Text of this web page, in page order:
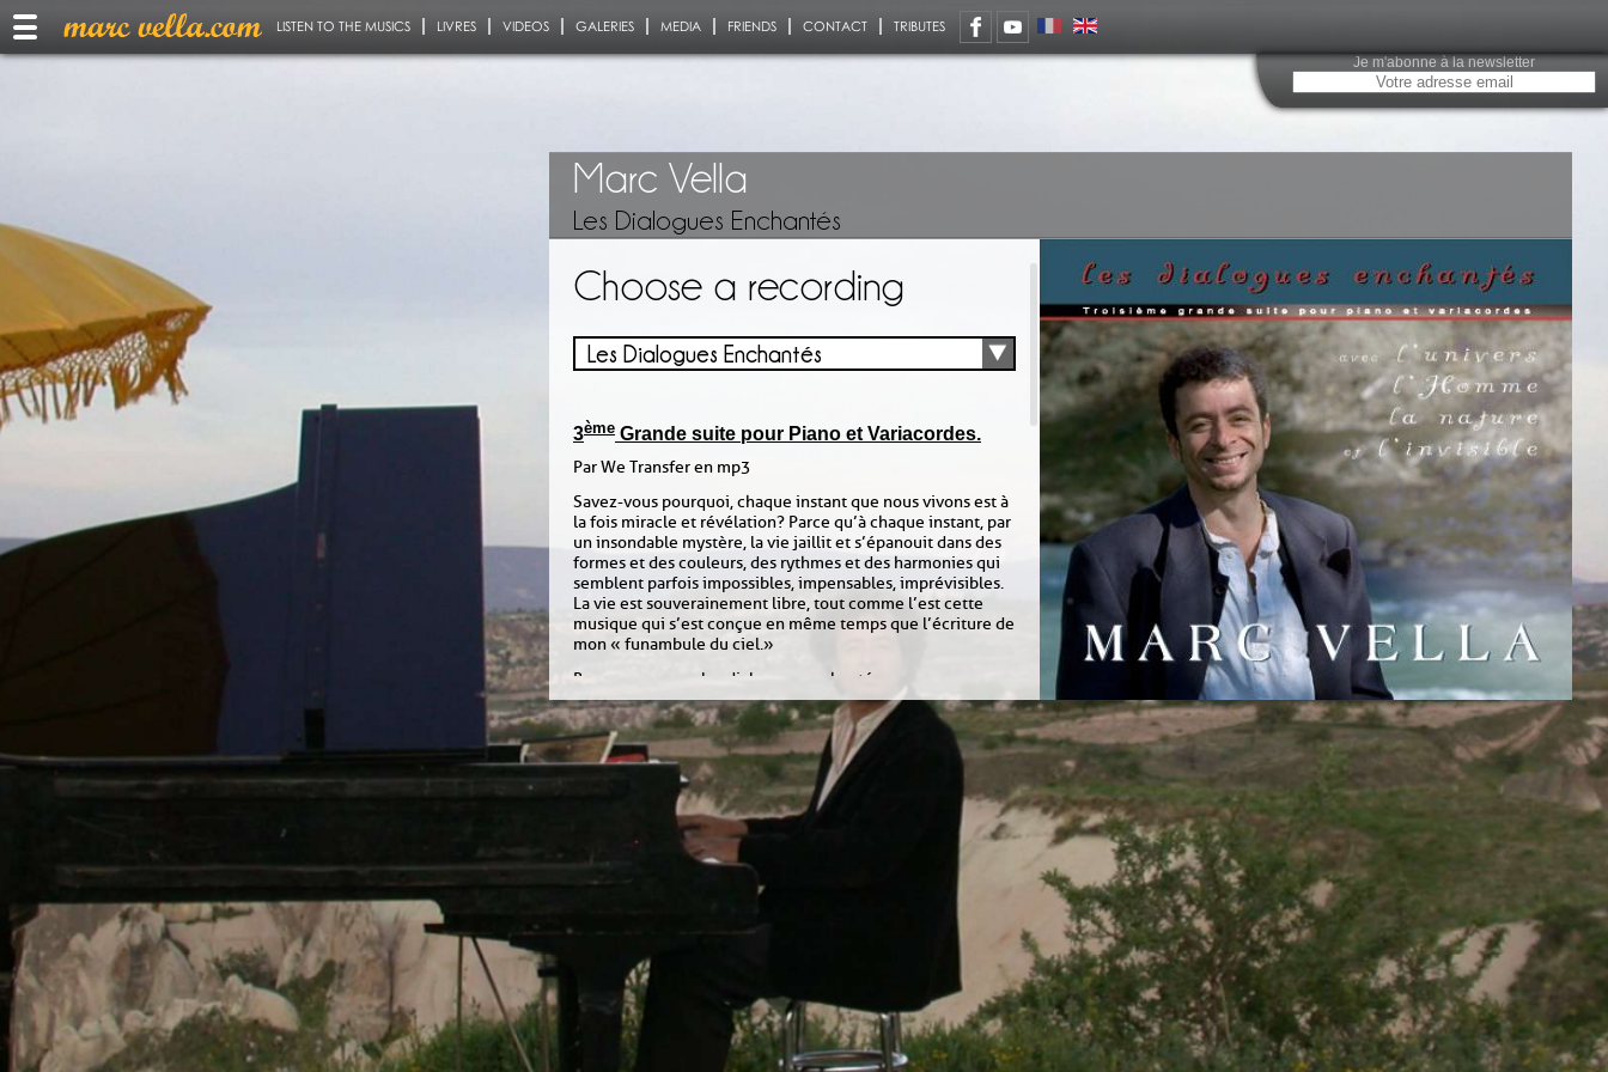
Marc Vella
Les Dialogues Enchantés
Choose a recording
Les Dialogues Enchantés
3ème Grande suite pour Piano et Variacordes.
Par We Transfer en mp3
Savez-vous pourquoi, chaque instant que nous vivons est à
la fois miracle et révélation ? Parce qu’à chaque instant, par
un insondable mystère, la vie jaillit et s’épanouit dans des
formes et des couleurs, des rythmes et des harmonies qui
semblent parfois impossibles, impensables, imprévisibles.
La vie est souverainement libre, tout comme l’est cette
musique qui s’est conçue en même temps que l’écriture de
mon « funambule du ciel. »
Bon voyage avec les dialogues enchantés.
Marc Vella
10,00 €
Listen to an extract:
01 - Ouverture
02 - Les cailloux des chemins
03 - La rosée du matin
05 - Quand l’arbre nous parle
06
07
08
09
LISTEN TO THE MUSICS LIVRES VIDEOS GALERIES MEDIA FRIENDS CONTACT TRIBUTES
Je m'abonne à la newsletter